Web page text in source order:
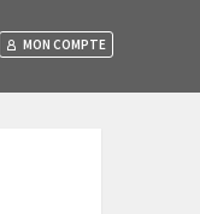
MON COMPTE